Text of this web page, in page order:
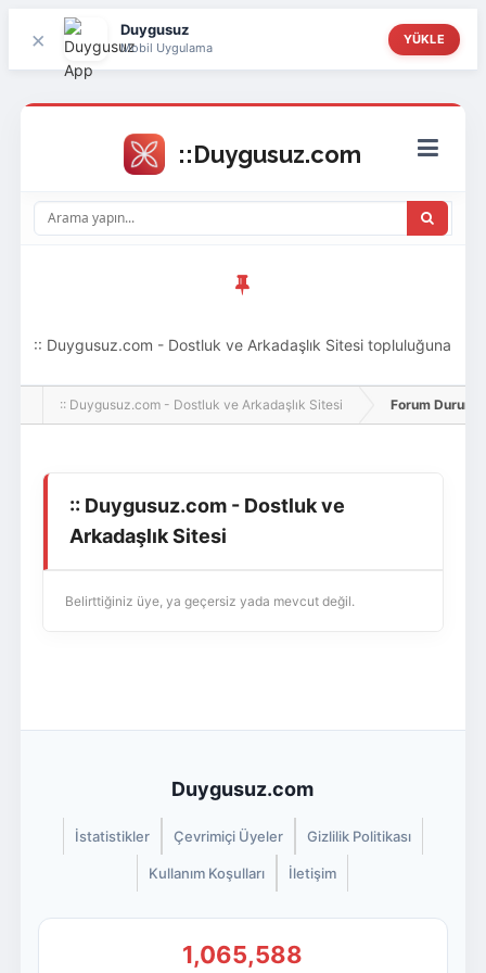
× Duygusuz
Mobil Uygulama
YÜKLE
Giriş Yap Üye Ol
:: Duygusuz.com - Dostluk ve Arkadaşlık Sitesi topluluğuna
hoş geldin ziyaretçi! Aramıza katılmak istersen kayıt
:: Duygusuz.com - Dostluk ve Arkadaşlık Sitesi Forum Durumu
:: Duygusuz.com - Dostluk ve
Arkadaşlık Sitesi
Belirttiğiniz üye, ya geçersiz yada mevcut değil.
Duygusuz.com
İstatistikler Çevrimiçi Üyeler Gizlilik Politikası
Kullanım Koşulları İletişim
1,065,588